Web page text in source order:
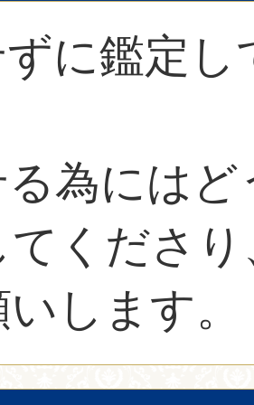
に鑑定
為には
くださり
します。